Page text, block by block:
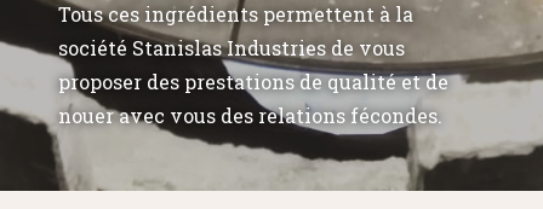
Tous ces ingrédients permettent à la
société Stanislas Industries de vous
proposer des prestations de qualité et de
nouer avec vous des relations fécondes.